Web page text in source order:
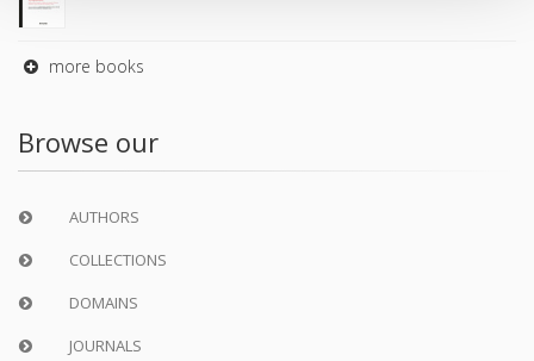
more books
Browse our
AUTHORS
COLLECTIONS
DOMAINS
JOURNALS